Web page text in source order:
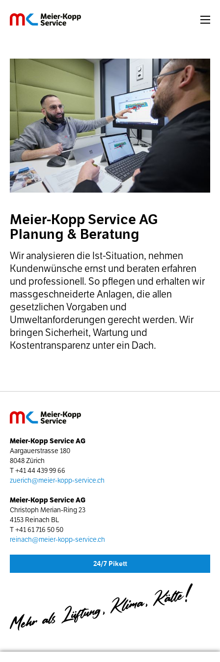
Meier-Kopp Service AG
Planung & Beratung
Wir analysieren die Ist-Situation, nehmen
Kundenwünsche ernst und beraten erfahren
und professionell. So pflegen und erhalten wir
massgeschneiderte Anlagen, die allen
gesetzlichen Vorgaben und
Umweltanforderungen gerecht werden. Wir
bringen Sicherheit, Wartung und
Kostentransparenz unter ein Dach.
Meier-Kopp Service AG
Aargauerstrasse 180
8048 Zürich
T+41 44 439 99 66
zuerich@meier-kopp-service.ch
Meier-Kopp Service AG
Christoph Merian-Ring 23
4153 Reinach BL
T+41 61 716 50 50
reinach@meier-kopp-service.ch
24/7 Pikett
Mehr als Lüftung, Klima, Kälte!